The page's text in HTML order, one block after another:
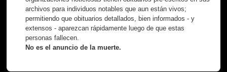
archivos para individuos notables que aun están vivos;
permitiendo que obituarios detallados, bien informados - y
extensos - aparezcan rápidamente luego de que estas
personas fallecen.
No es el anuncio de la muerte.